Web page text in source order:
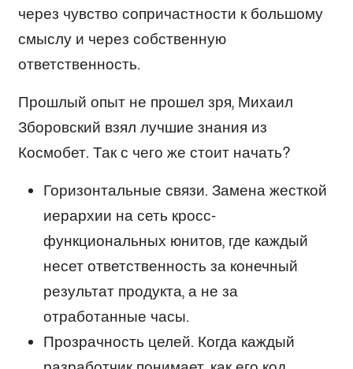
через чувство сопричастности к большому
смыслу и через собственную
ответственность.
Прошлый опыт не прошел зря, Михаил
Зборовский взял лучшие знания из
Космобет. Так с чего же стоит начать?
Горизонтальные связи. Замена жесткой
иерархии на сеть кросс-
функциональных юнитов, где каждый
несет ответственность за конечный
результат продукта, а не за
отработанные часы.
Прозрачность целей. Когда каждый